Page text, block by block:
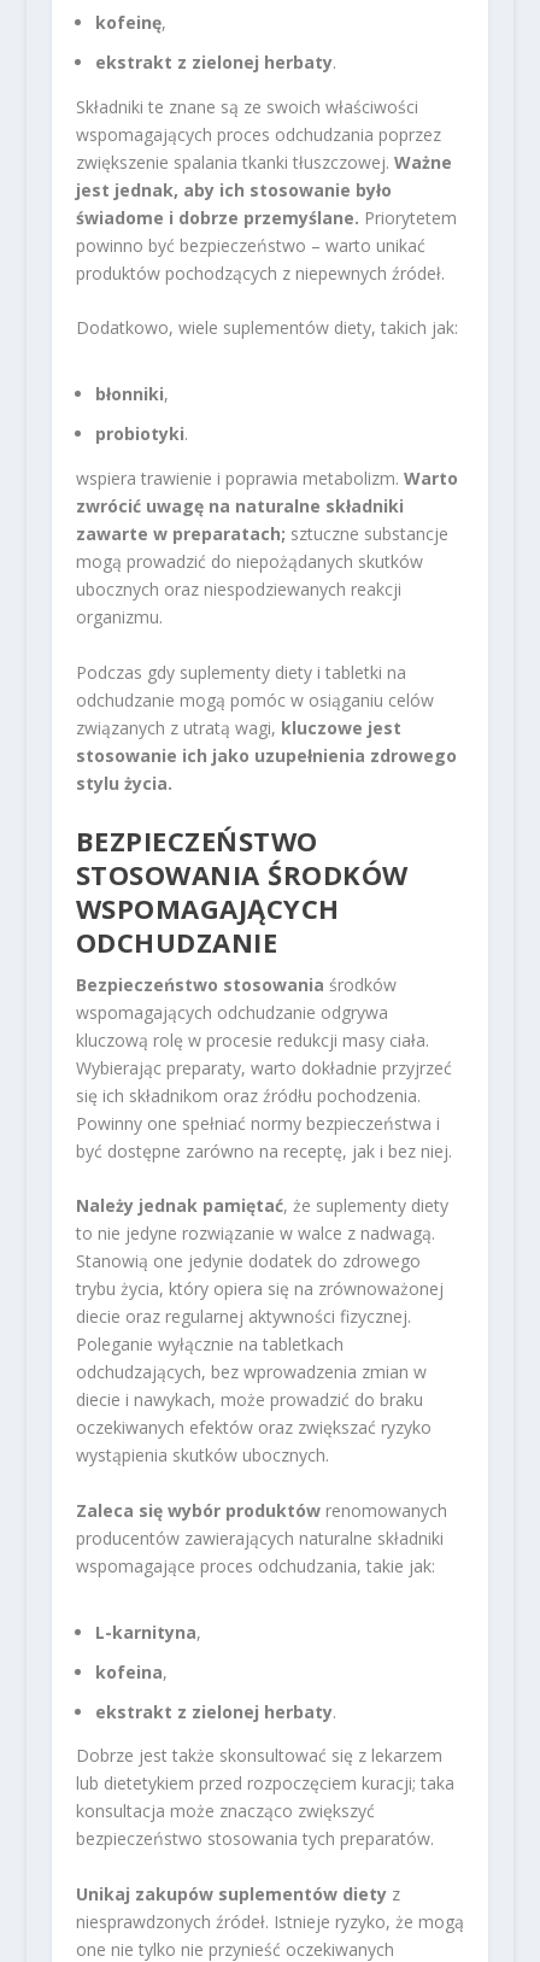
kofeinę,
ekstrakt z zielonej herbaty.
Składniki te znane są ze swoich właściwości
wspomagających proces odchudzania poprzez
zwiększenie spalania tkanki tłuszczowej. Ważne
jest jednak, aby ich stosowanie było
świadome i dobrze przemyślane. Priorytetem
powinno być bezpieczeństwo – warto unikać
produktów pochodzących z niepewnych źródeł.
Dodatkowo, wiele suplementów diety, takich jak:
błonniki,
probiotyki.
wspiera trawienie i poprawia metabolizm. Warto
zwrócić uwagę na naturalne składniki
zawarte w preparatach; sztuczne substancje
mogą prowadzić do niepożądanych skutków
ubocznych oraz niespodziewanych reakcji
organizmu.
Podczas gdy suplementy diety i tabletki na
odchudzanie mogą pomóc w osiąganiu celów
związanych z utratą wagi, kluczowe jest
stosowanie ich jako uzupełnienia zdrowego
stylu życia.
BEZPIECZEŃSTWO
STOSOWANIA ŚRODKÓW
WSPOMAGAJĄCYCH
ODCHUDZANIE
Bezpieczeństwo stosowania środków
wspomagających odchudzanie odgrywa
kluczową rolę w procesie redukcji masy ciała.
Wybierając preparaty, warto dokładnie przyjrzeć
się ich składnikom oraz źródłu pochodzenia.
Powinny one spełniać normy bezpieczeństwa i
być dostępne zarówno na receptę, jak i bez niej.
Należy jednak pamiętać, że suplementy diety
to nie jedyne rozwiązanie w walce z nadwagą.
Stanowią one jedynie dodatek do zdrowego
trybu życia, który opiera się na zrównoważonej
diecie oraz regularnej aktywności fizycznej.
Poleganie wyłącznie na tabletkach
odchudzających, bez wprowadzenia zmian w
diecie i nawykach, może prowadzić do braku
oczekiwanych efektów oraz zwiększać ryzyko
wystąpienia skutków ubocznych.
Zaleca się wybór produktówrenomowanych
producentów zawierających naturalne składniki
wspomagające proces odchudzania, takie jak:
L-karnityna,
kofeina,
ekstrakt z zielonej herbaty.
Dobrze jest także skonsultować się z lekarzem
lub dietetykiem przed rozpoczęciem kuracji; taka
konsultacja może znacząco zwiększyć
bezpieczeństwo stosowania tych preparatów.
Unikaj zakupów suplementów dietyz
niesprawdzonych źródeł. Istnieje ryzyko, że mogą
one nie tylko nie przynieść oczekiwanych